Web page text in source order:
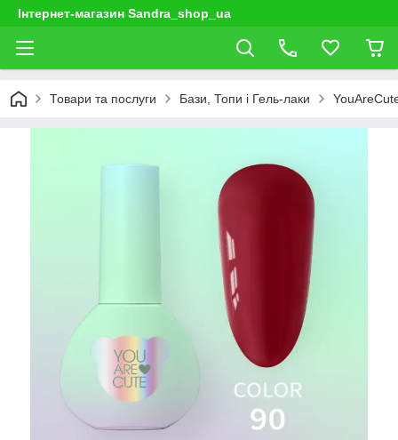
Інтернет-магазин Sandra_shop_ua
Товари та послуги Бази, Топи і Гель-лаки